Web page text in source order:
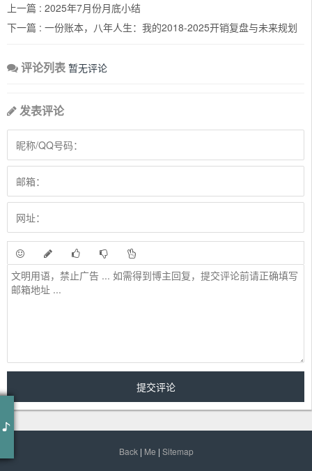
上一篇 : 2025年7月份月底小结
下一篇 : 一份账本，八年人生：我的2018-2025开销复盘与未来规划
评论列表 暂无评论
发表评论
Back| Me | Sitemap
作词 : 小白
原曲：像玫瑰错过花期而我错过你
原唱：炸鸡得嘞